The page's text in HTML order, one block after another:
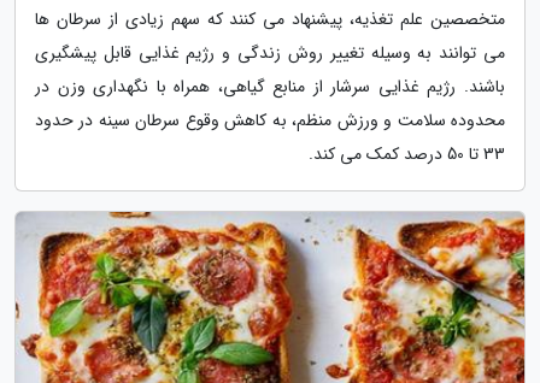
متخصصین علم تغذیه، پیشنهاد می کنند که سهم زیادی از سرطان ها
می توانند به وسیله تغییر روش زندگی و رژیم غذایی قابل پیشگیری
باشند. رژیم غذایی سرشار از منابع گیاهی، همراه با نگهداری وزن در
محدوده سلامت و ورزش منظم، به کاهش وقوع سرطان سینه در حدود
33 تا 50 درصد کمک می کند.